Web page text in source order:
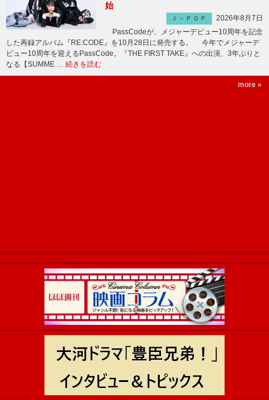
始
Ｊ－ＰＯＰ
2026年8月7日
PassCodeが、メジャーデビュー10周年を記念
した再録アルバム『RE:CODE』を10月28日に発売する。 今年でメジャーデ
ビュー10周年を迎えるPassCode。『THE FIRST TAKE』への出演、3年ぶりと
なる【SUMME … 続きを読む
more »